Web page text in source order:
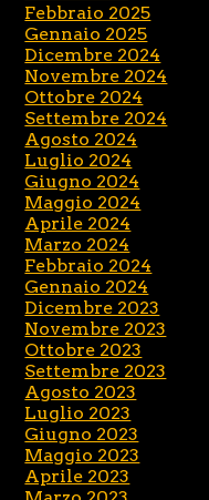
Febbraio 2025
Gennaio 2025
Dicembre 2024
Novembre 2024
Ottobre 2024
Settembre 2024
Agosto 2024
Luglio 2024
Giugno 2024
Maggio 2024
Aprile 2024
Marzo 2024
Febbraio 2024
Gennaio 2024
Dicembre 2023
Novembre 2023
Ottobre 2023
Settembre 2023
Agosto 2023
Luglio 2023
Giugno 2023
Maggio 2023
Aprile 2023